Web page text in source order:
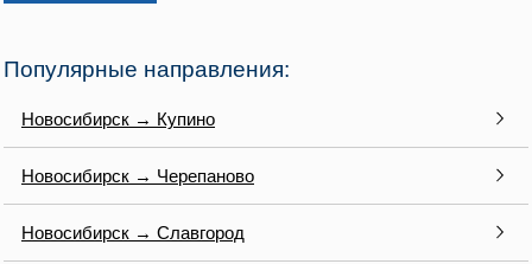
Популярные направления:
Новосибирск → Купино
Новосибирск → Черепаново
Новосибирск → Славгород